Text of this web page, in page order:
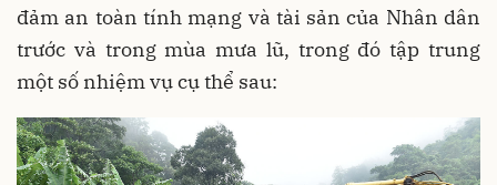
đảm an toàn tính mạng và tài sản của Nhân dân
trước và trong mùa mưa lũ, trong đó tập trung
một số nhiệm vụ cụ thể sau: